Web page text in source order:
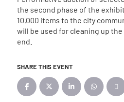
the second phase of the
10,000 items to the city
will be used for cleaning up
end.
SHARE THIS EVENT